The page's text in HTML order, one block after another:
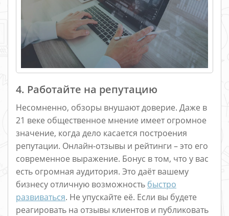
4. Работайте на репутацию
Несомненно, обзоры внушают доверие. Даже в
21 веке общественное мнение имеет огромное
значение, когда дело касается построения
репутации. Онлайн-отзывы и рейтинги – это его
современное выражение. Бонус в том, что у вас
есть огромная аудитория. Это даёт вашему
бизнесу отличную возможность быстро
развиваться. Не упускайте её. Если вы будете
реагировать на отзывы клиентов и публиковать